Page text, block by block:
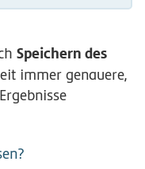
Speichern des
immer genauere,